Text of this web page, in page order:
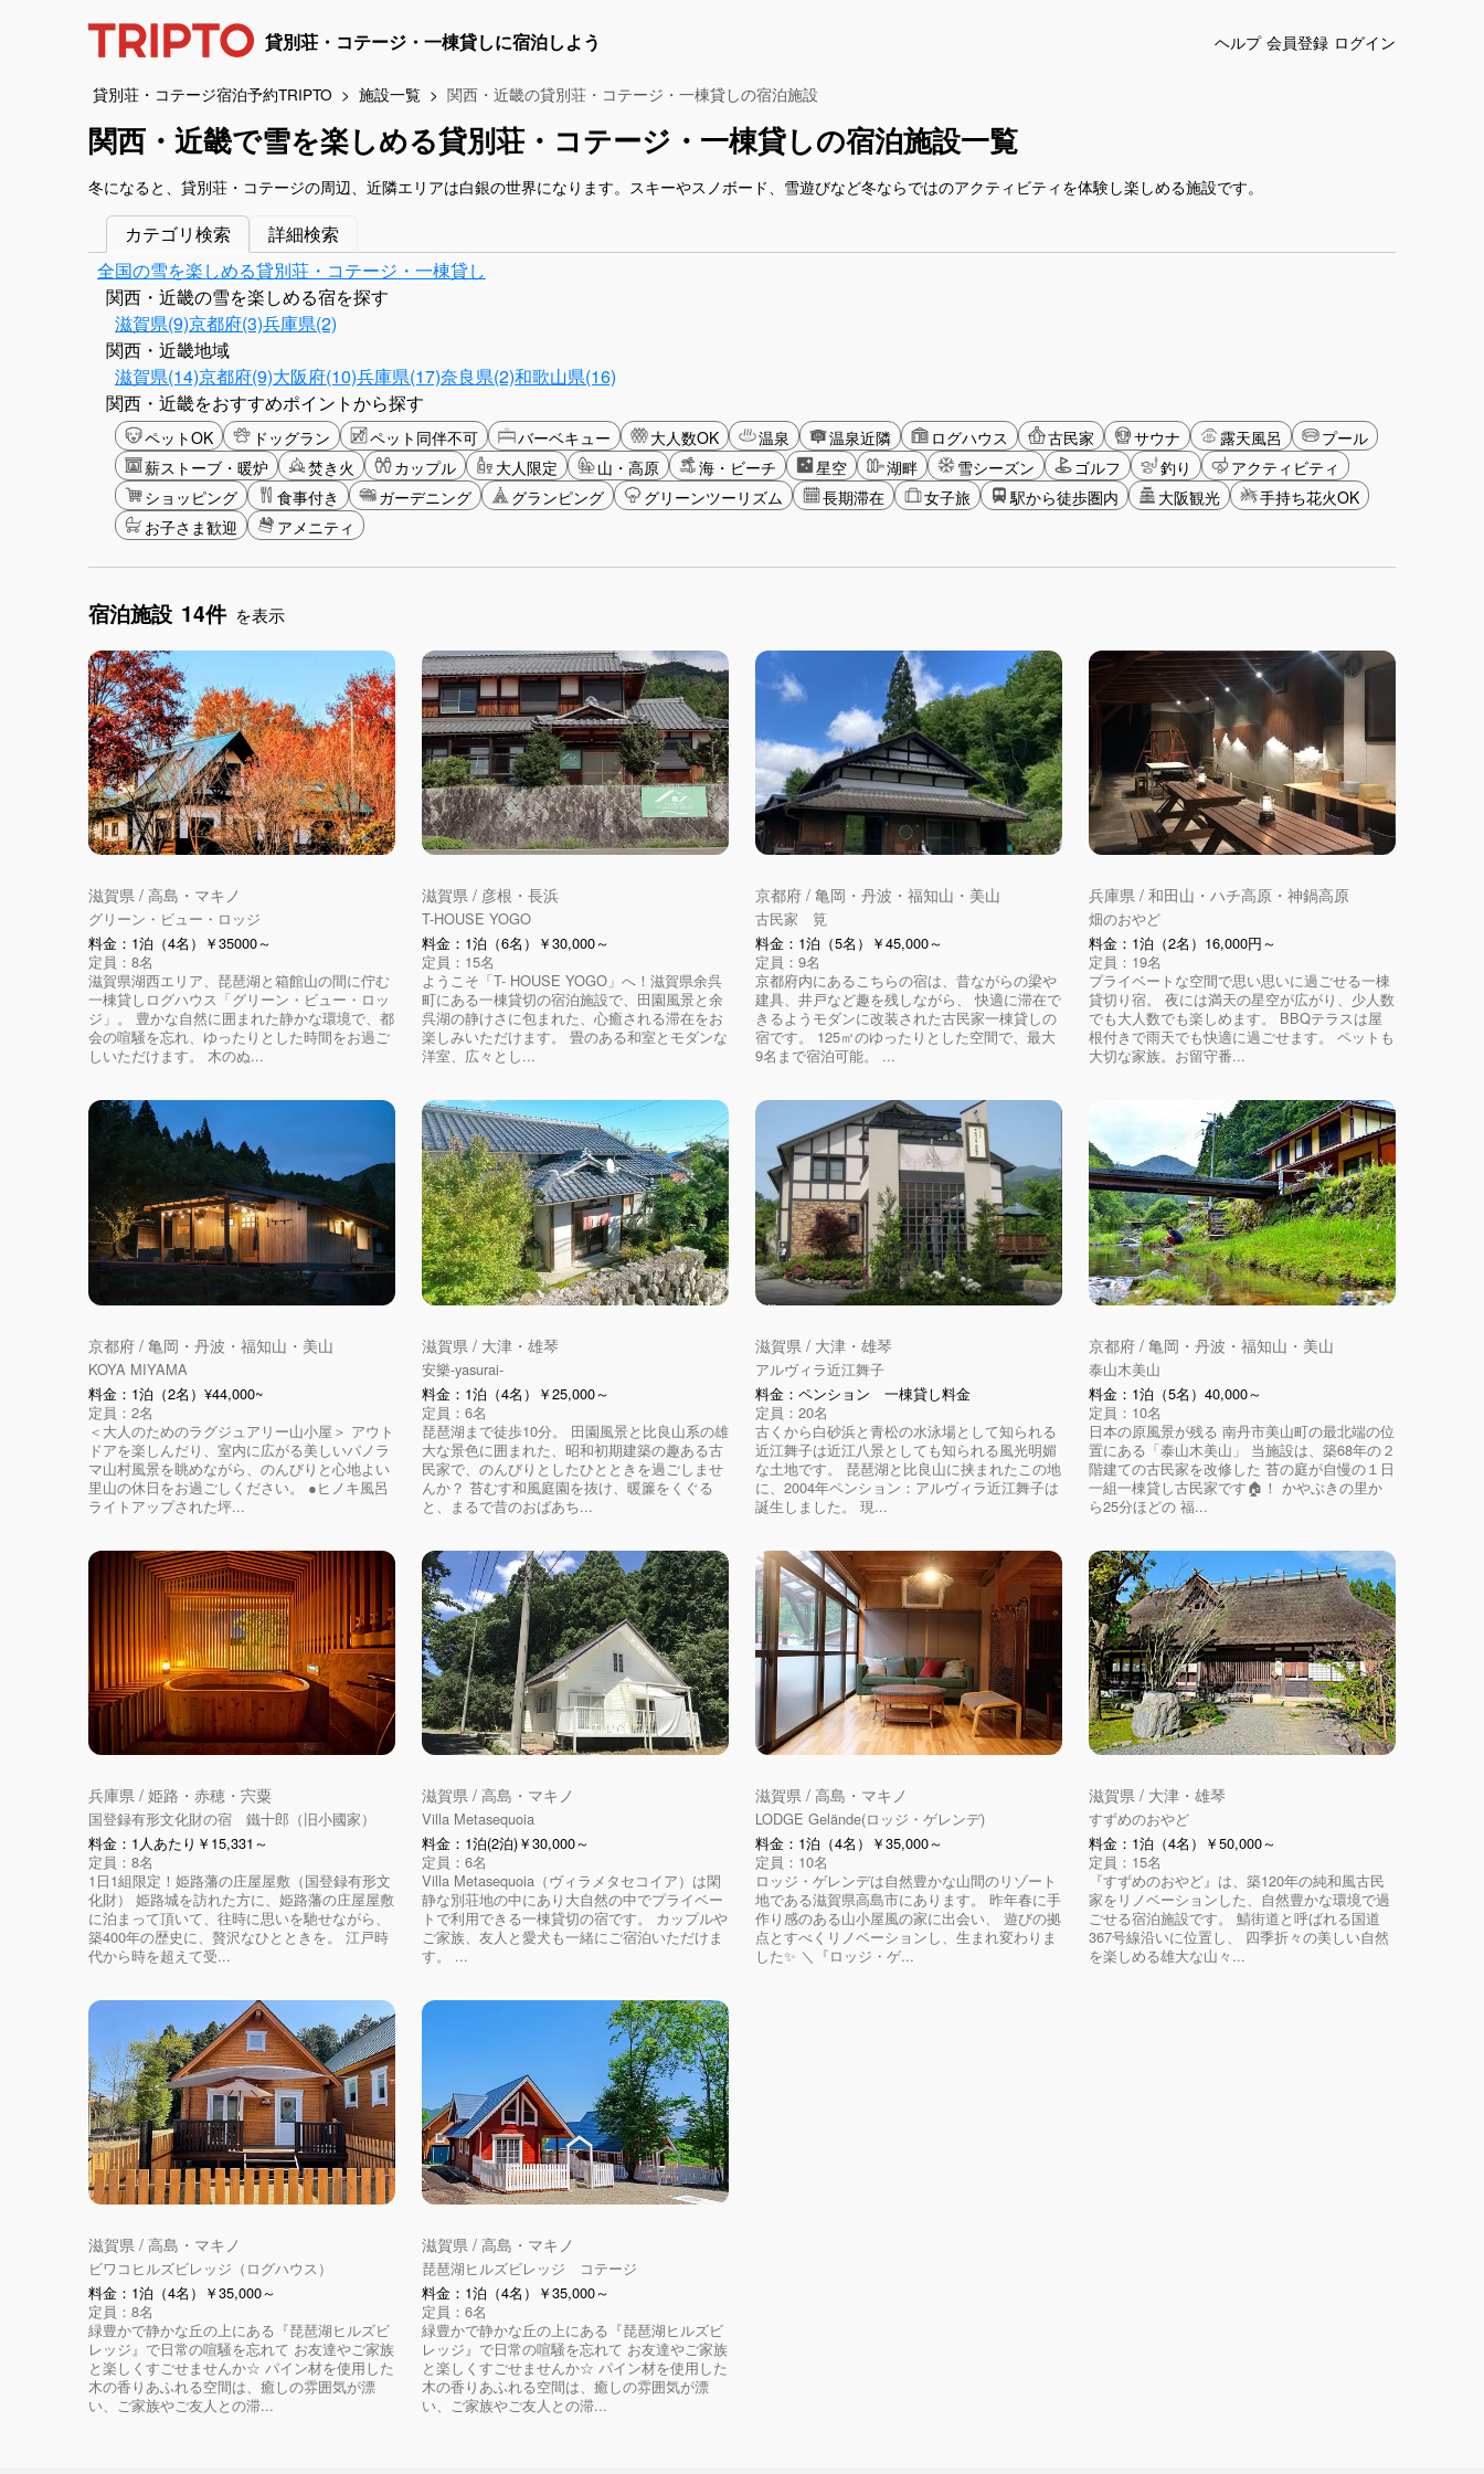
貸別荘・コテージ・一棟貸しに宿泊しよう ヘルプ 会員登録 ログイン
貸別荘・コテージ宿泊予約TRIPTO 施設一覧 関西・近畿の貸別荘・コテージ・一棟貸しの宿泊施設
関西・近畿で雪を楽しめる貸別荘・コテージ・一棟貸しの宿泊施設一覧
冬になると、貸別荘・コテージの周辺、近隣エリアは白銀の世界になります。スキーやスノボード、雪遊びなど冬ならではのアクティビティを体験し楽しめる施設です。
カテゴリ検索
詳細検索
全国の雪を楽しめる貸別荘・コテージ・一棟貸し
関西・近畿の雪を楽しめる宿を探す
滋賀県(9)京都府(3)兵庫県(2)
関西・近畿地域
滋賀県(14)京都府(9)大阪府(10)兵庫県(17)奈良県(2)和歌山県(16)
関西・近畿をおすすめポイントから探す
ペットOK ドッグラン ペット同伴不可 バーベキュー 大人数OK 温泉 温泉近隣 ログハウス 古民家 サウナ 露天風呂
プール
薪ストーブ・暖炉
焚き火 カップル 大人限定 山・高原 海・ビーチ 星空 湖畔 雪シーズン ゴルフ 釣り
アクティビティ
ショッピング
食事付き ガーデニング グランピング グリーンツーリズム 長期滞在 女子旅 駅から徒歩圏内 大阪観光
手持ち花火OK
お子さま歓迎
アメニティ
宿泊施設 14件 を表示
滋賀県 / 高島・マキノ
グリーン・ビュー・ロッジ
料金：1泊（4名）￥35000～
定員：8名
滋賀県湖西エリア、琵琶湖と箱館山の間に佇む
一棟貸しログハウス「グリーン・ビュー・ロッ
ジ」。 豊かな自然に囲まれた静かな環境で、都
会の喧騒を忘れ、ゆったりとした時間をお過ご
しいただけます。 木のぬ...
滋賀県 / 彦根・長浜
T-HOUSE YOGO
料金：1泊（6名）￥30,000～
定員：15名
ようこそ「T- HOUSE YOGO」へ！滋賀県余呉
町にある一棟貸切の宿泊施設で、田園風景と余
呉湖の静けさに包まれた、心癒される滞在をお
楽しみいただけます。 畳のある和室とモダンな
洋室、広々とし...
京都府 / 亀岡・丹波・福知山・美山
古民家 筧
料金：1泊（5名）￥45,000～
定員：9名
京都府内にあるこちらの宿は、昔ながらの梁や
建具、井戸など趣を残しながら、 快適に滞在で
きるようモダンに改装された古民家一棟貸しの
宿です。 125㎡のゆったりとした空間で、最大
9名まで宿泊可能。 ...
兵庫県 / 和田山・ハチ高原・神鍋高原
畑のおやど
料金：1泊（2名）16,000円～
定員：19名
プライベートな空間で思い思いに過ごせる一棟
貸切り宿。 夜には満天の星空が広がり、少人数
でも大人数でも楽しめます。 BBQテラスは屋
根付きで雨天でも快適に過ごせます。 ペットも
大切な家族。お留守番...
京都府 / 亀岡・丹波・福知山・美山
KOYA MIYAMA
料金：1泊（2名）¥44,000~
定員：2名
＜大人のためのラグジュアリー山小屋＞ アウト
ドアを楽しんだり、室内に広がる美しいパノラ
マ山村風景を眺めながら、のんびりと心地よい
里山の休日をお過ごしください。 ●ヒノキ風呂
ライトアップされた坪...
滋賀県 / 大津・雄琴
安樂-yasurai-
料金：1泊（4名）￥25,000～
定員：6名
琵琶湖まで徒歩10分。 田園風景と比良山系の雄
大な景色に囲まれた、昭和初期建築の趣ある古
民家で、のんびりとしたひとときを過ごしませ
んか？ 苔むす和風庭園を抜け、暖簾をくぐる
と、まるで昔のおばあち...
滋賀県 / 大津・雄琴
アルヴィラ近江舞子
料金：ペンション 一棟貸し料金
定員：20名
古くから白砂浜と青松の水泳場として知られる
近江舞子は近江八景としても知られる風光明媚
な土地です。 ​琵琶湖と比良山に挟まれたこの地
に、2004年ペンション：アルヴィラ近江舞子は
誕生しました。 現...
京都府 / 亀岡・丹波・福知山・美山
泰山木美山
料金：1泊（5名）40,000～
定員：10名
日本の原風景が残る 南丹市美山町の最北端の位
置にある「泰山木美山」 当施設は、築68年の２
階建ての古民家を改修した 苔の庭が自慢の１日
一組一棟貸し古民家です🏠！ かやぶきの里か
ら25分ほどの 福...
兵庫県 / 姫路・赤穂・宍粟
国登録有形文化財の宿 鐵十郎（旧小國家）
料金：1人あたり￥15,331～
定員：8名
1日1組限定！姫路藩の庄屋屋敷（国登録有形文
化財） 姫路城を訪れた方に、姫路藩の庄屋屋敷
に泊まって頂いて、往時に思いを馳せながら、
築400年の歴史に、贅沢なひとときを。 江戸時
代から時を超えて受...
滋賀県 / 高島・マキノ
Villa Metasequoia
料金：1泊(2泊)￥30,000～
定員：6名
Villa Metasequoia（ヴィラメタセコイア）は閑
静な別荘地の中にあり大自然の中でプライベー
トで利用できる一棟貸切の宿です。 カップルや
ご家族、友人と愛犬も一緒にご宿泊いただけま
す。 ...
滋賀県 / 高島・マキノ
LODGE Gelände(ロッジ・ゲレンデ)
料金：1泊（4名）￥35,000～
定員：10名
ロッジ・ゲレンデは自然豊かな山間のリゾート
地である滋賀県高島市にあります。 昨年春に手
作り感のある山小屋風の家に出会い、 遊びの拠
点とすべくリノベーションし、生まれ変わりま
した✨ ＼『ロッジ・ゲ...
滋賀県 / 大津・雄琴
すずめのおやど
料金：1泊（4名）￥50,000～
定員：15名
『すずめのおやど』は、築120年の純和風古民
家をリノベーションした、自然豊かな環境で過
ごせる宿泊施設です。 鯖街道と呼ばれる国道
367号線沿いに位置し、 四季折々の美しい自然
を楽しめる雄大な山々...
滋賀県 / 高島・マキノ
ビワコヒルズビレッジ（ログハウス）
料金：1泊（4名）￥35,000～
定員：8名
緑豊かで静かな丘の上にある『琵琶湖ヒルズビ
レッジ』で日常の喧騒を忘れて お友達やご家族
と楽しくすごせませんか☆ パイン材を使用した
木の香りあふれる空間は、癒しの雰囲気が漂
い、ご家族やご友人との滞...
滋賀県 / 高島・マキノ
琵琶湖ヒルズビレッジ コテージ
料金：1泊（4名）￥35,000～
定員：6名
緑豊かで静かな丘の上にある『琵琶湖ヒルズビ
レッジ』で日常の喧騒を忘れて お友達やご家族
と楽しくすごせませんか☆ パイン材を使用した
木の香りあふれる空間は、癒しの雰囲気が漂
い、ご家族やご友人との滞...